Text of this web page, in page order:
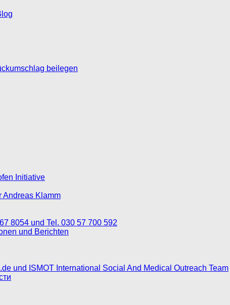
beilegen
Initiative
Andreas Klamm
8054 und Tel. 030 57 700 592
und Berichten
und ISMOT International Social And Medical Outreach Team